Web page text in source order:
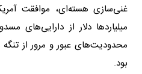
غنی‌سازی هسته‌ای، موافقت
میلیاردها دلار از دارایی‌های
محدودیت‌های عبور و مرور از
بود.